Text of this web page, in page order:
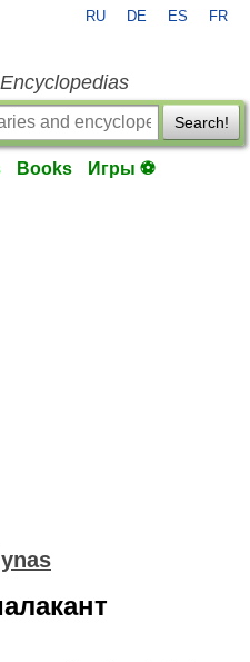
RU DE ES FR
Search!
Books Игры ⚽